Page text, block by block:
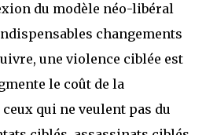
du modèle néo-libéral
changements
une violence ciblée est
le coût de la
qui ne veulent pas du